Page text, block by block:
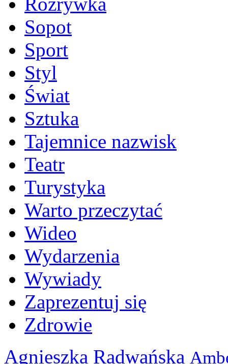
Sopot
Sport
Styl
Świat
Sztuka
Tajemnice nazwisk
Teatr
Turystyka
Warto przeczytać
Wideo
Wydarzenia
Wywiady
Zaprezentuj się
Zdrowie
Agnieszka Radwańska